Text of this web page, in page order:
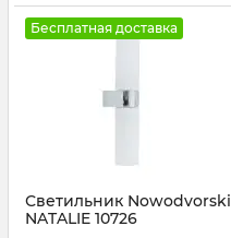
Бесплатная доставка
Светильник Nowodvorski
NATALIE 10726